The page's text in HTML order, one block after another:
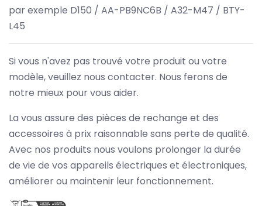
par exemple D150 / AA-PB9NC6B / A32-M47 / BTY-
L45
Si vous n'avez pas trouvé votre produit ou votre
modèle, veuillez nous contacter. Nous ferons de
notre mieux pour vous aider.
La vous assure des pièces de rechange et des
accessoires à prix raisonnable sans perte de qualité.
Avec nos produits nous voulons prolonger la durée
de vie de vos appareils électriques et électroniques,
améliorer ou maintenir leur fonctionnement.